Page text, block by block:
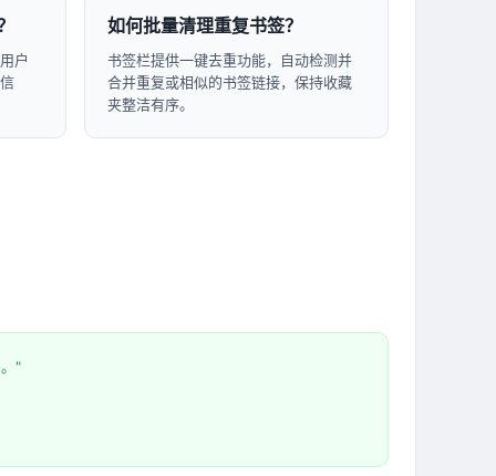
户
如何批量清理重复书签？
书签栏提供一键去重功能，自动检测并
合并重复或相似的书签链接，保持收藏
夹整洁有序。
"